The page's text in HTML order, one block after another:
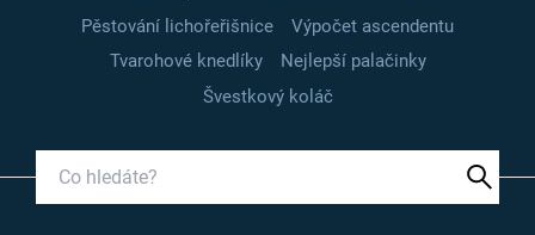
Pěstování lichořeřišnice
Výpočet ascendentu
Tvarohové knedlíky
Nejlepší palačinky
Švestkový koláč